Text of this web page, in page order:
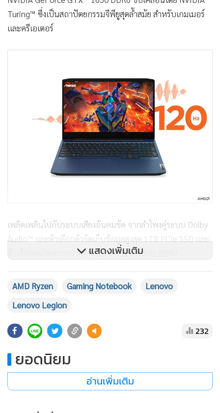
Turing™ ซึ่งเป็นสถาปัตยกรรมจีพียูสุดล้ำสมัย สำหรับเกมเมอร์
และครีเอเตอร์
เพลิดเพลินไปกับระบบเสียงอันคมชัด จากลำโพงคู่ระบบ Dolby
Audio™ และตัวเลือกตัวจัดเก็บข้อมูลสูงสุด 1TB PCIe SSD และ
ตัวเลือกหน่วยความจำสูงสุด 16 GB 3200 MHz DDR4
ตัวเครื่องมาพร้อมกับ Intelligent Cooling ระบบระบายความ
เปลี่ยนโหมดอย่างมีประสิทธิภาพ และระบบ Rapid Charge
ชาร์จเร็ว แรง ให้อายุการใช้งานแบตเตอรี่นานถึง 7 ชั่วโมง โดด
เด่นด้วยคีย์บอร์ดแบบ backlit สีฟ้า ปุ่มกดให้ความลึกได้ถึง 1.5
มม. โดดเด่นด้วยเฉดสี Onyx Black ดำสะท้อนแสง นอกจากนี้ยัง
มีโปรแกรม Lenovo Vantage ให้ผู้ใช้งานควบคุม และเปรียบ
เทียบการตั้งค่าฮาร์ดแวร์ของเกม และแอปได้ในที่เดียว เพื่อความ
แสดงเพิ่มเติม
AMD Ryzen Gaming Notebook
Lenovo
Lenovo Legion
232
ยอดนิยม
อ่านเพิ่มเติม